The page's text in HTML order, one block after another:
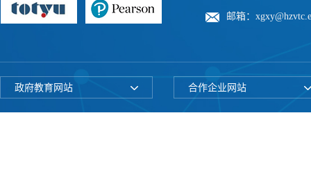
邮箱：
政府教育网站 合作企业网站